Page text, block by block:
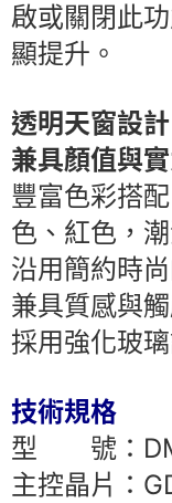
啟或關閉此
顯提升。
透明天窗設計
兼具顏值與
豐富色彩搭
色、紅色，
沿用簡約時
兼具質感與
採用強化玻
技術規格
型 號：
主控晶片：